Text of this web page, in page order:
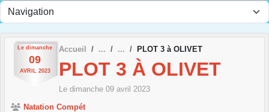
Le dimanche
09
AVRIL 2023
Accueil PLOT 3 à OLIVET
PLOT 3 À OLIVET
Le dimanche 09 avril 2023
Natation Compét